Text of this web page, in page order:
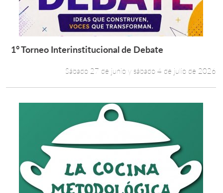
Leer más +
1° Torneo Interinstitucional de Debate
Sábado 27 de junio y sábado 4 de julio de 2026